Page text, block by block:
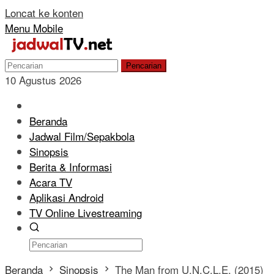
Loncat ke konten
Menu Mobile
Pencarian
10 Agustus 2026
Beranda
Jadwal Film/Sepakbola
Sinopsis
Berita & Informasi
Acara TV
Aplikasi Android
TV Online Livestreaming
Beranda Sinopsis The Man from U.N.C.L.E. (2015)